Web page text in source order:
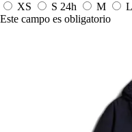
XS
S 24h M L
Este campo es obligatorio